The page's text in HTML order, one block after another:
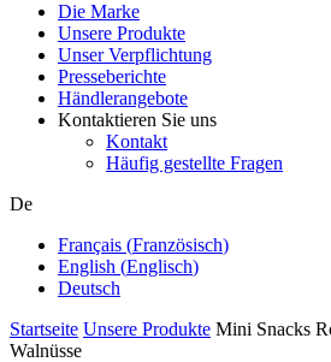
Die Marke
Unsere Produkte
Unser Verpflichtung
Presseberichte
Händlerangebote
Kontaktieren Sie uns
Kontakt
Häufig gestellte Fragen
De
Français (Französisch)
English (Englisch)
Deutsch
Startseite Unsere Produkte Mini Snacks
Walnüsse